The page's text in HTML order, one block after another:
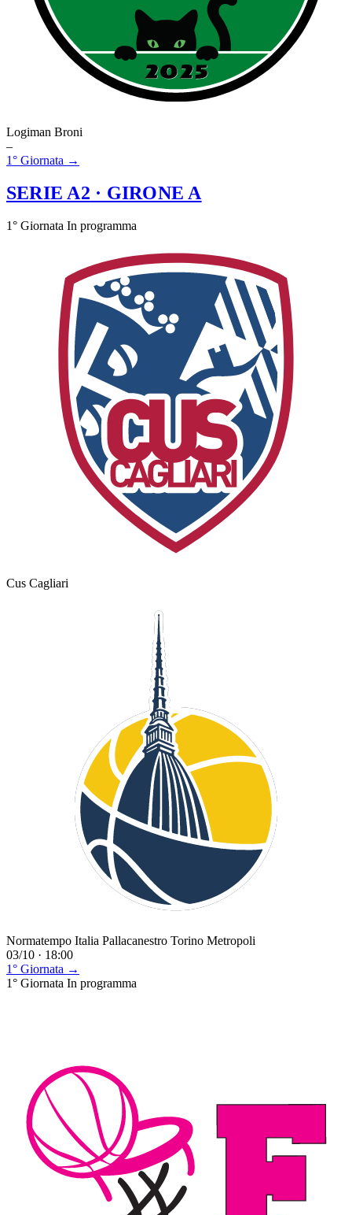
Logiman Broni
–
1° Giornata →
SERIE A2 · GIRONE A
1° Giornata In programma
Cus Cagliari
Normatempo Italia Pallacanestro Torino Metropoli
03/10 · 18:00
1° Giornata →
1° Giornata In programma